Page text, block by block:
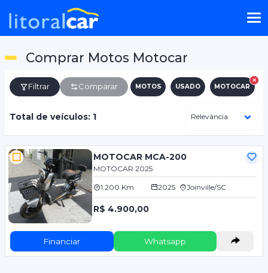
Comprar Motos Motocar
Filtrar Comparar MOTOS USADO MOTOCAR
Total de veículos: 1
MOTOCAR MCA-200
MOTOCAR 2025
1.200 Km 2025 Joinville/SC
R$ 4.900,00
Financiar Whatsapp